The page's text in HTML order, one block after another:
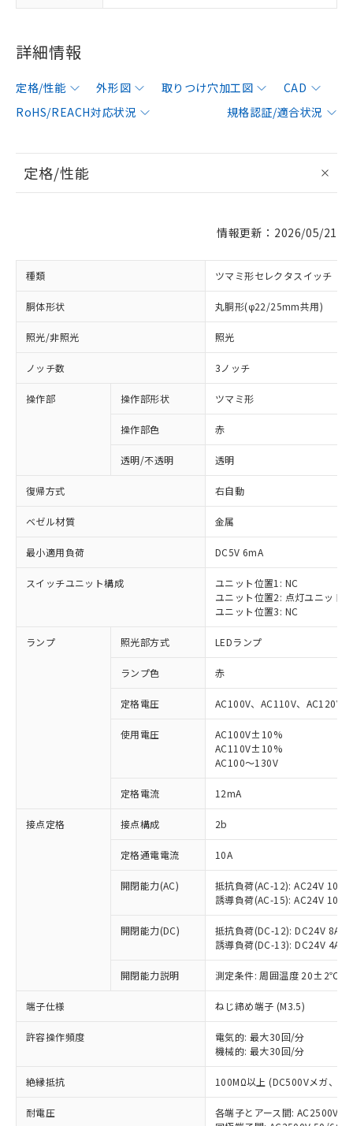
詳細情報
定格/性能 外形図 取りつけ穴加工図
CAD
RoHS/REACH対応状況
規格認証/適合状況
定格/性能
情報更新：2026/05/21
種類 ツマミ形セレクタスイッチ
胴体形状 丸胴形(φ22/25mm共用)
照光/非照光 照光
ノッチ数 3ノッチ
操作部 操作部形状 ツマミ形
操作部色 赤
透明/不透明 透明
復帰方式 右自動
ベゼル材質 金属
最小適用負荷 DC5V 6mA
スイッチユニット構成
ユニット位置1: NC
ユニット位置2: 点灯ユニット
ユニット位置3: NC
ランプ 照光部方式 LEDランプ
ランプ色 赤
定格電圧 AC100V、AC110V、AC120V
使用電圧
AC100V±10%
AC110V±10%
AC100～130V
定格電流 12mA
接点定格 接点構成 2b
定格通電電流 10A
開閉能力(AC)
抵抗負荷(AC-12): AC24V 10A/
誘導負荷(AC-15): AC24V
開閉能力(DC)
抵抗負荷(DC-12): DC24V 8A/
誘導負荷(DC-13): DC24V 4A/
開閉能力説明 測定条件: 周囲温度 20±2℃、
端子仕様 ねじ締め端子 (M3.5)
許容操作頻度
電気的: 最大30回/分
機械的: 最大30回/分
絶縁抵抗 100MΩ以上 (DC500Vメガ、点
耐電圧
各端子とアース間: AC2500V
ご利用条件
以下の条件をお読みいただき、同意のうえ
本サービスは、当社制御機器事業取扱
商品の当社在庫状況および標準価格
(税抜)を提供させていただくもので
当社制御機器事業取扱商品の中には、
本サービスの対象外となる商品もある
ことをご了承ください。
在庫状況および標準価格照会結果は、
記載している更新日時点での社内デー
タに基づき作成されるものであり、閲
準価格とは異なる場合があることをご
対応済み：EU RoHS指令（10物質）の
非含有に対応した製品が提供可能な商品で
対応予定：EU RoHS指令（10物質）の非含
有に対応した製品に切り替える予定のある
対応予定なし：EU RoHS指令（10物質）の
非含有に非対応の商品で、対応品を出す予
調査・確認中：EU RoHS指令（10物質）の
非含有の対応状況を調査中または確認中の
非該当品：ライセンス料など無形物で、有
害物質有無と関係のない商品です。
仕入先様の事情により、非含有部品として
いたものが、含有品と判明した場合などや
むを得ず変更することがあります。
*EU RoHS指令（10物質）：
鉛(Pb) 1000ppm以下、 水銀(Hg) 1000ppm以下、 カド
六価クロム(Cr(Ⅵ)) 1000ppm以下、ポリ臭化ビフェニル
「○」：最大均質材料含有率が中国RoHSの
基準値以下であることを示します。
「×」：最大均質材料含有率が中国RoHSの
基準値を超えていることを示します。
「－」：未確認です。当社販売部門へお問
当社は、これら貴社製品のうち、外国
為替および外国貿易法に定める商品
（以下｢規制貨物等」という）を輸出
または国外への提供する場合は、日本
国政府の輸出許可(または役務取引許
可)を取得するなどの必要な手続きを